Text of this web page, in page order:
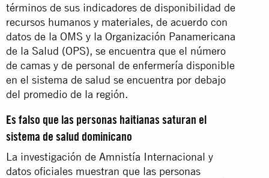
términos de sus indicadores de disponibilidad de
recursos humanos y materiales, de acuerdo con
datos de la OMS y la Organización Panamericana
de la Salud (OPS), se encuentra que el número
de camas y de personal de enfermería disponible
en el sistema de salud se encuentra por debajo
del promedio de la región.
Es falso que las personas haitianas saturan el
sistema de salud dominicano
La investigación de Amnistía Internacional y
datos oficiales muestran que las personas